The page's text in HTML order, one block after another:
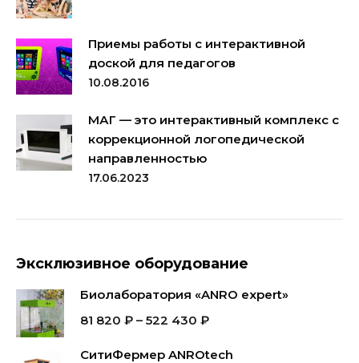
Приемы работы с интерактивной
доской для педагогов
10.08.2016
МАГ — это интерактивный комплекс с
коррекционной логопедической
направленностью
17.06.2023
Эксклюзивное оборудование
Биолаборатория «ANRO expert»
81 820 ₽ – 522 430 ₽
СитиФермер ANROtech